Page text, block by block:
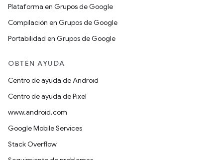
Plataforma en Grupos de Google
Compilación en Grupos de Google
Portabilidad en Grupos de Google
OBTÉN AYUDA
Centro de ayuda de Android
Centro de ayuda de Pixel
www.android.com
Google Mobile Services
Stack Overflow